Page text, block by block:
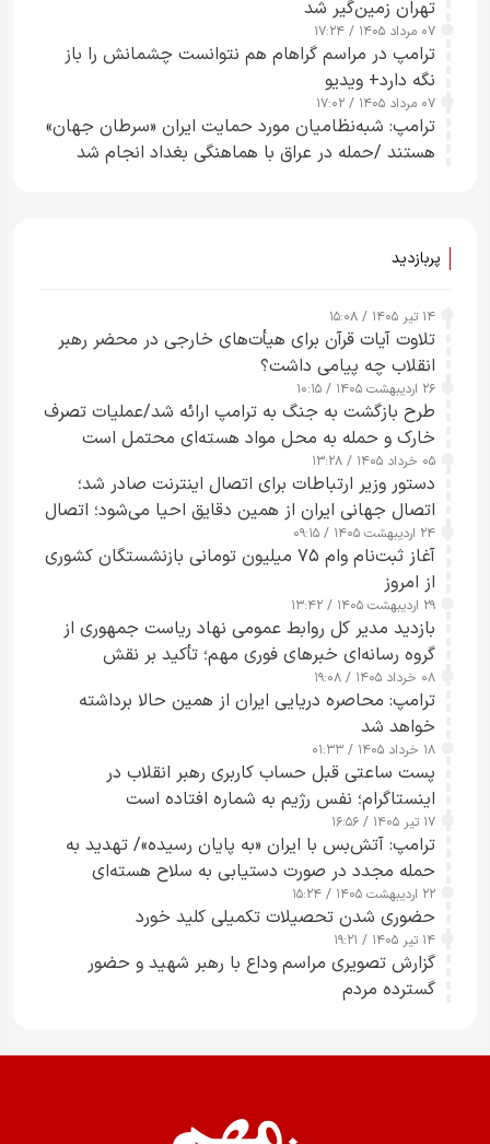
تهران زمین‌گیر شد
۰۷ مرداد ۱۴۰۵ / ۱۷:۲۴
ترامپ در مراسم گراهام هم نتوانست چشمانش را باز
نگه دارد+ ویدیو
۰۷ مرداد ۱۴۰۵ / ۱۷:۰۲
ترامپ: شبه‌نظامیان مورد حمایت ایران «سرطان جهان»
هستند /حمله در عراق با هماهنگی بغداد انجام شد
پربازدید
۱۴ تیر ۱۴۰۵ / ۱۵:۰۸
تلاوت آیات قرآن برای هیأت‌های خارجی در محضر رهبر
انقلاب چه پیامی داشت؟
۲۶ اردیبهشت ۱۴۰۵ / ۱۰:۱۵
طرح‌ بازگشت به جنگ به ترامپ ارائه شد/عملیات تصرف
خارک و حمله به محل مواد هسته‌ای محتمل است
۰۵ خرداد ۱۴۰۵ / ۱۳:۲۸
دستور وزیر ارتباطات برای اتصال اینترنت صادر شد؛
اتصال جهانی ایران از همین دقایق احیا می‌شود؛ اتصال
کامل مردم تا ۲۴ ساعت آینده
۲۴ اردیبهشت ۱۴۰۵ / ۰۹:۱۵
آغاز ثبت‌نام وام ۷۵ میلیون تومانی بازنشستگان کشوری
از امروز
۲۹ اردیبهشت ۱۴۰۵ / ۱۳:۴۲
بازدید مدیر کل روابط عمومی نهاد ریاست جمهوری از
گروه رسانه‌ای خبرهای فوری مهم؛ تأکید بر نقش
رسانه‌های هوشمند و مسئول در ارتقای آگاهی عمومی
۰۸ خرداد ۱۴۰۵ / ۱۹:۰۸
ترامپ: محاصره دریایی ایران از همین حالا برداشته
خواهد شد
۱۸ خرداد ۱۴۰۵ / ۰۱:۳۳
پست ساعتی قبل حساب کاربری رهبر انقلاب در
اینستاگرام؛ نفس رژیم به شماره افتاده است​
۱۷ تیر ۱۴۰۵ / ۱۶:۵۶
ترامپ: آتش‌بس با ایران «به پایان رسیده»/ تهدید به
حمله مجدد در صورت دستیابی به سلاح هسته‌ای
۲۲ اردیبهشت ۱۴۰۵ / ۱۵:۲۴
حضوری شدن تحصیلات تکمیلی کلید خورد
۱۴ تیر ۱۴۰۵ / ۱۹:۲۱
گزارش تصویری مراسم وداع با رهبر شهید و حضور
گسترده مردم